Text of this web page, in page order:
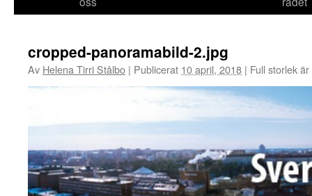
cropped-panoramabild-2.jpg
Av Helena Tirri Stålbo | Publicerat 10 april, 2018 | Full storlek är